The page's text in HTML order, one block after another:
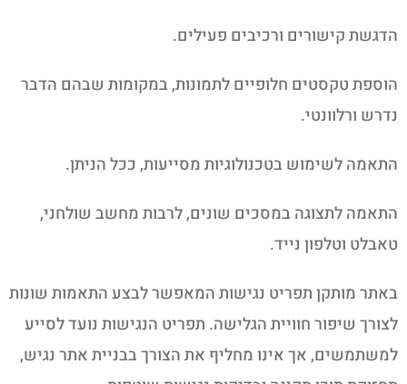
הדגשת קישורים ורכיבים פעילים.
הוספת טקסטים חלופיים לתמונות, במקומות שבהם הדבר
נדרש ורלוונטי.
התאמה לשימוש בטכנולוגיות מסייעות, ככל הניתן.
התאמה לתצוגה במסכים שונים, לרבות מחשב שולחני,
טאבלט וטלפון נייד.
באתר מותקן תפריט נגישות המאפשר לבצע התאמות שונות
לצורך שיפור חוויית הגלישה. תפריט הנגישות נועד לסייע
למשתמשים, אך אינו מחליף את הצורך בבניית אתר נגיש,